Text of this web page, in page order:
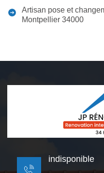
Artisan pose et
Montpellier 34000
indisponible